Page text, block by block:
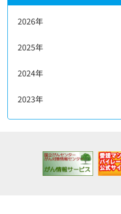
2026年
2025年
2024年
2023年